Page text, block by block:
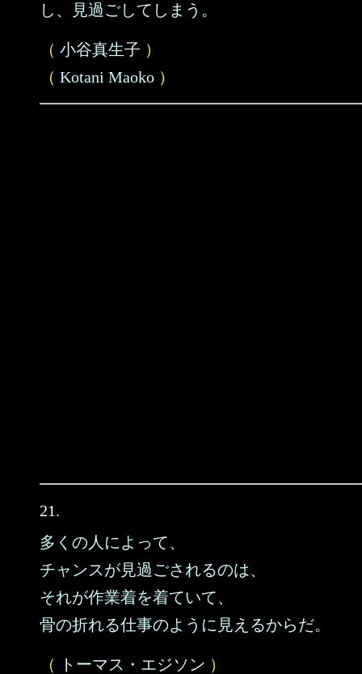
し、見過ごしてしまう。
（ 小谷真生子 ）
（ Kotani Maoko ）
21.
多くの人によって、
チャンスが見過ごされるのは、
それが作業着を着ていて、
骨の折れる仕事のように見えるからだ。
（ トーマス・エジソン ）